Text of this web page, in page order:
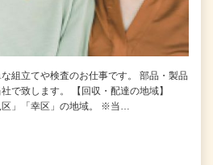
組立てや検査のお仕事です。 部品・製品
で致します。 【回収・配達の地域】
区」「幸区」の地域。 ※当…